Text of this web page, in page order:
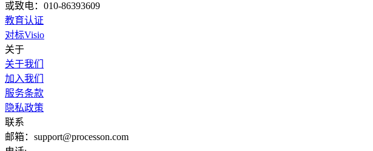
或致电：010-86393609
教育认证
对标Visio
关于
关于我们
加入我们
服务条款
隐私政策
联系
邮箱：support@processon.com